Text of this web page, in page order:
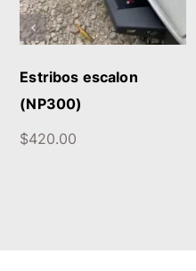
Estribos escalon
(NP300)
$420.00